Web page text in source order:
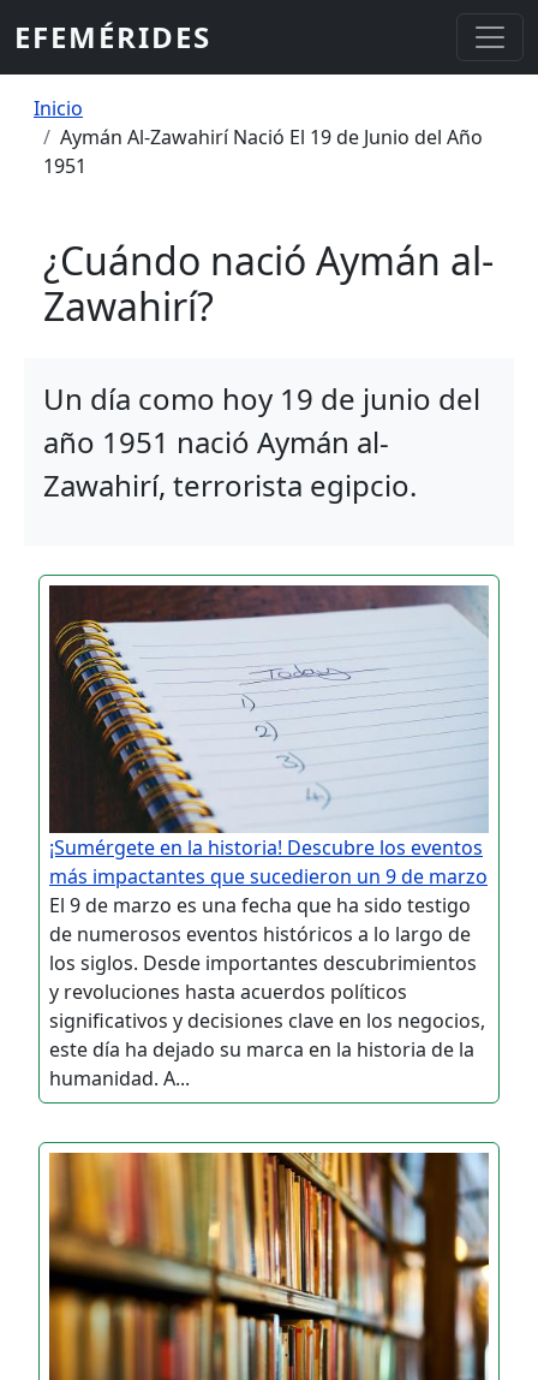
EFEMÉRIDES
Sobrescribir enlaces de ayuda a la
Inicio
Aymán Al-Zawahirí Nació El 19 de Junio del Año
1951
¿Cuándo nació Aymán al-
Zawahirí?
Un día como hoy 19 de junio del
año 1951 nació Aymán al-
Zawahirí, terrorista egipcio.
¡Sumérgete en la historia! Descubre los eventos
más impactantes que sucedieron un 9 de marzo
El 9 de marzo es una fecha que ha sido testigo
de numerosos eventos históricos a lo largo de
los siglos. Desde importantes descubrimientos
y revoluciones hasta acuerdos políticos
significativos y decisiones clave en los negocios,
este día ha dejado su marca en la historia de la
humanidad. A...